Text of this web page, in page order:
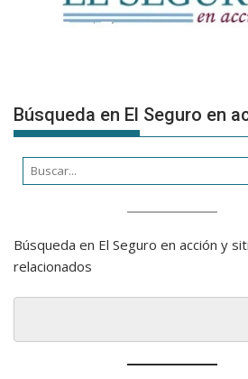
Búsqueda en El Seguro en
Búsqueda en El Seguro en acción y
relacionados